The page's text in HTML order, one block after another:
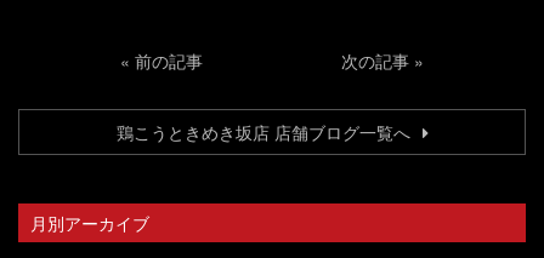
« 前の記事 次の記事 »
鶏こうときめき坂店 店舗ブログ一覧へ
月別アーカイブ